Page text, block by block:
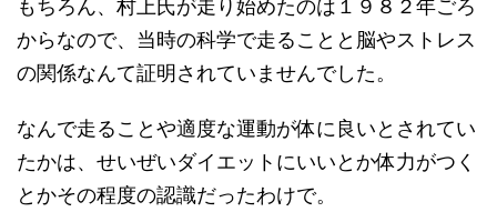
もちろん、村上氏が走り始めたのは１９８２年ごろ
からなので、当時の科学で走ることと脳やストレス
の関係なんて証明されていませんでした。
なんで走ることや適度な運動が体に良いとされてい
たかは、せいぜいダイエットにいいとか体力がつく
とかその程度の認識だったわけで。